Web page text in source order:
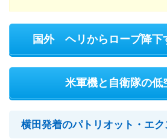
国外 ヘリからロープ降下
米軍機と自衛隊の低
横田発着のパトリオット・エク